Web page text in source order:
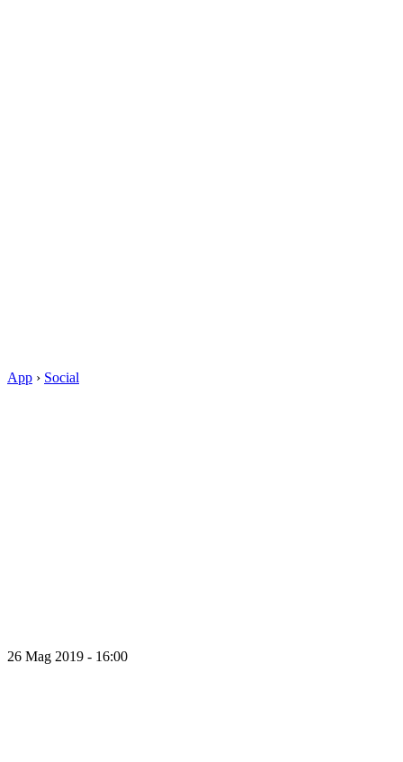
App › Social
26 Mag 2019 - 16:00